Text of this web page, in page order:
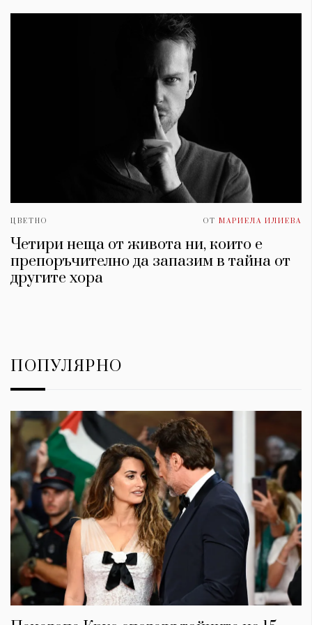
ЦВЕТНО ОТ МАРИЕЛА ИЛИЕВА
Четири неща от живота ни, които е
препоръчително да запазим в тайна от
другите хора
ПОПУЛЯРНО